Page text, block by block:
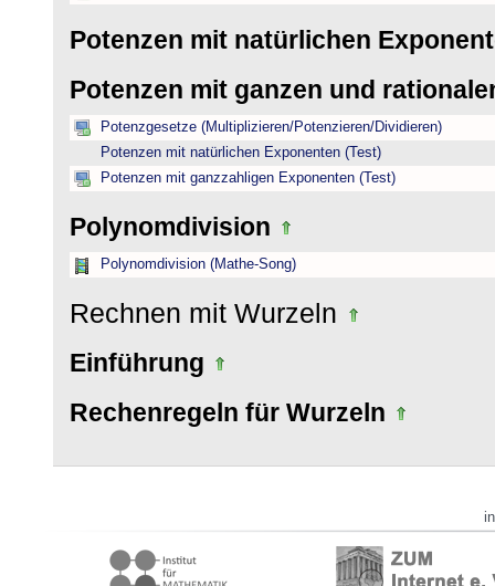
Potenzen mit natürlichen
Potenzen mit ganzen und
Potenzgesetze (Multiplizieren/Potenzieren/Dividieren)
Potenzen mit natürlichen Exponenten (Test)
Potenzen mit ganzzahligen Exponenten (Test)
Polynomdivision
Polynomdivision (Mathe-Song)
Rechnen mit Wurzeln
Einführung
Rechenregeln für Wurzeln